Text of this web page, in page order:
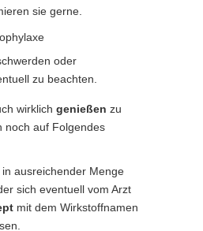
sie gerne.
oder
zu beachten.
wirklich genießen zu
noch auf Folgendes
ausreichender Menge
sich eventuell vom Arzt
mit dem Wirkstoffnamen